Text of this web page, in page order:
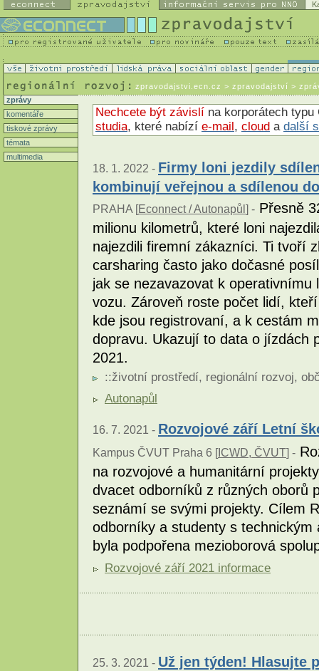
zpravodajstvi.ecn.cz > zpravodajství >
zprávy
komentáře
tiskové zprávy
témata
multimedia
Nechcete být závislí na korporátech
studia, které nabízí e-mail, cloud a další
18. 1. 2022 - Firmy loni jezdily
kombinují veřejnou a sdílenou
PRAHA [Econnect / Autonapůl ] - Přesně
milionu kilometrů, které loni
najezdili firemní zákazníci. Ti tvoří
carsharing často jako dočasné
jak se nezavazovat k operativnímu
vozu. Zároveň roste počet lidí,
kde jsou registrovaní, a k cestám
dopravu. Ukazují to data o jízdách
2021.
::životní prostředí, regionální rozvoj,
Autonapůl
16. 7. 2021 - Rozvojové září Letní
Kampus ČVUT Praha 6 [ICWD, ČVUT] -
na rozvojové a humanitární
dvacet odborníků z různých oborů
seznámí se svými projekty. Cílem
odborníky a studenty s
byla podpořena mezioborová
Rozvojové září 2021 informace
25. 3. 2021 - Už jen týden! Hlasujte